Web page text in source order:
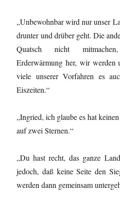
„Unbewohnbar wird nur unser
drunter und drüber geht. Die
Quatsch nicht
Erderwärmung her, wir werden
viele unserer Vorfahren es
Eiszeiten.“
„Ingried, ich glaube es hat
auf zwei Sternen.“
„Du hast recht, das ganze
jedoch, daß keine Seite den
werden dann gemeinsam